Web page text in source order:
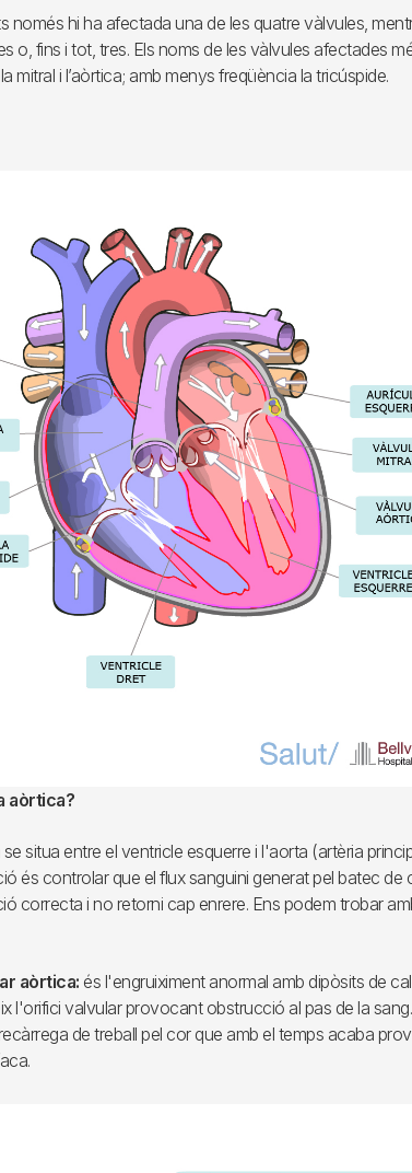
només hi ha afectada una de les quatre vàlvules,
o, fins i tot, tres. Els noms de les vàlvules afectades
mitral i l’aòrtica; amb menys freqüència la tricúspide.
aòrtica?
situa entre el ventricle esquerre i l'aorta (artèria
és controlar que el flux sanguini generat pel batec de
correcta i no retorni cap enrere. Ens podem trobar
aòrtica: és l'engruiximent anormal amb dipòsits de
l'orifici valvular provocant obstrucció al pas de la
de treball pel cor que amb el temps acaba